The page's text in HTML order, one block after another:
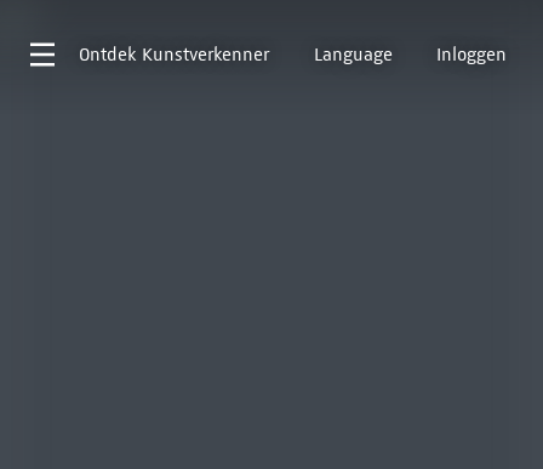
Ontdek Kunstverkenner Language Inloggen